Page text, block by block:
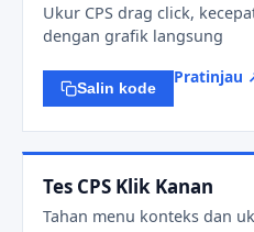
Ukur CPS drag click,
dengan grafik langsung
Salin kode
Pratinjau
Tes CPS Klik Kanan
Tahan menu konteks dan